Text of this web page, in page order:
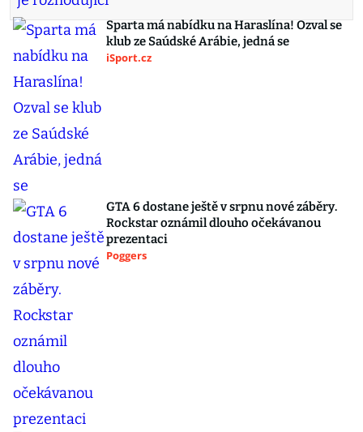
Sparta má nabídku na Haraslína! Ozval se
klub ze Saúdské Arábie, jedná se
iSport.cz
GTA 6 dostane ještě v srpnu nové záběry.
Rockstar oznámil dlouho očekávanou
prezentaci
Poggers